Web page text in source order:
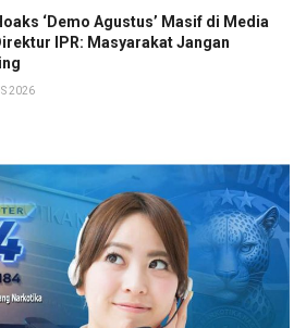
‘Demo Agustus’ Masif di Media
IPR: Masyarakat Jangan
2026